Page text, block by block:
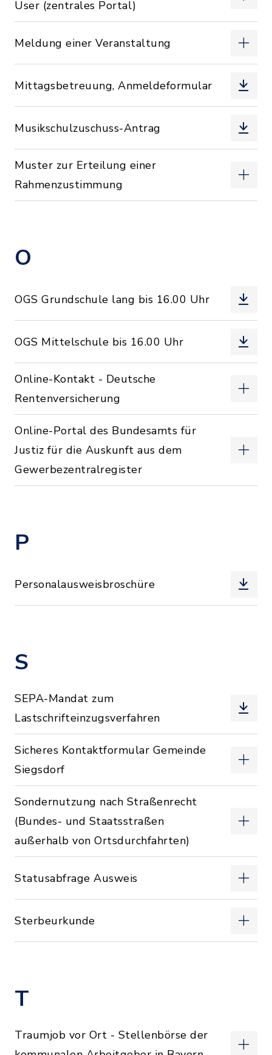
User (zentrales Portal)
Meldung einer Veranstaltung
Mittagsbetreuung, Anmeldeformular
Musikschulzuschuss-Antrag
Muster zur Erteilung einer
Rahmenzustimmung
O
OGS Grundschule lang bis 16.00 Uhr
OGS Mittelschule bis 16.00 Uhr
Online-Kontakt - Deutsche
Rentenversicherung
Online-Portal des Bundesamts für
Justiz für die Auskunft aus dem
Gewerbezentralregister
P
Personalausweisbroschüre
S
SEPA-Mandat zum
Lastschrifteinzugsverfahren
Sicheres Kontaktformular Gemeinde
Siegsdorf
Sondernutzung nach Straßenrecht
(Bundes- und Staatsstraßen
außerhalb von Ortsdurchfahrten)
Statusabfrage Ausweis
Sterbeurkunde
T
Traumjob vor Ort - Stellenbörse der